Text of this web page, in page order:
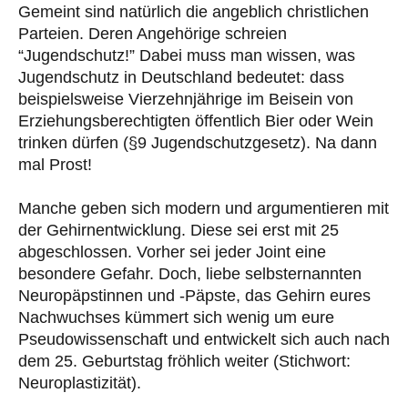
Gemeint sind natürlich die angeblich christlichen
Parteien. Deren Angehörige schreien
“Jugendschutz!” Dabei muss man wissen, was
Jugendschutz in Deutschland bedeutet: dass
beispielsweise Vierzehnjährige im Beisein von
Erziehungsberechtigten öffentlich Bier oder Wein
trinken dürfen (§9 Jugendschutzgesetz). Na dann
mal Prost!
Manche geben sich modern und argumentieren mit
der Gehirnentwicklung. Diese sei erst mit 25
abgeschlossen. Vorher sei jeder Joint eine
besondere Gefahr. Doch, liebe selbsternannten
Neuropäpstinnen und -Päpste, das Gehirn eures
Nachwuchses kümmert sich wenig um eure
Pseudowissenschaft und entwickelt sich auch nach
dem 25. Geburtstag fröhlich weiter (Stichwort:
Neuroplastizität).